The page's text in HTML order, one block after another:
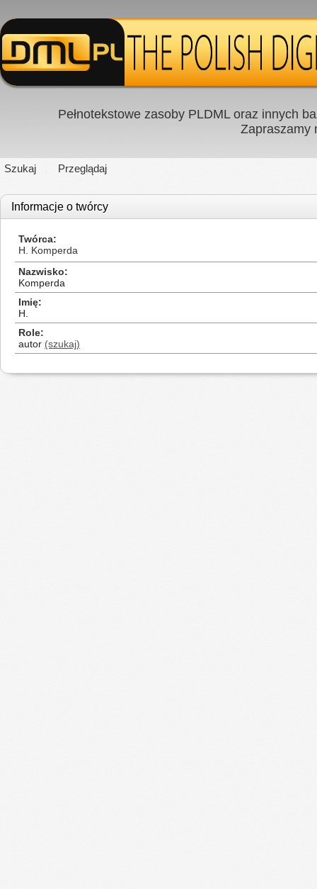
Pełnotekstowe zasoby PLDML oraz innych
Zapraszamy
Szukaj Przeglądaj
Informacje o twórcy
Twórca
H. Komperda
Nazwisko
Komperda
Imię
H.
Role
autor (szukaj)